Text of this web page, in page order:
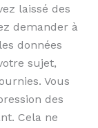
laissé des
demander à
données
sujet,
Vous
des
Cela ne